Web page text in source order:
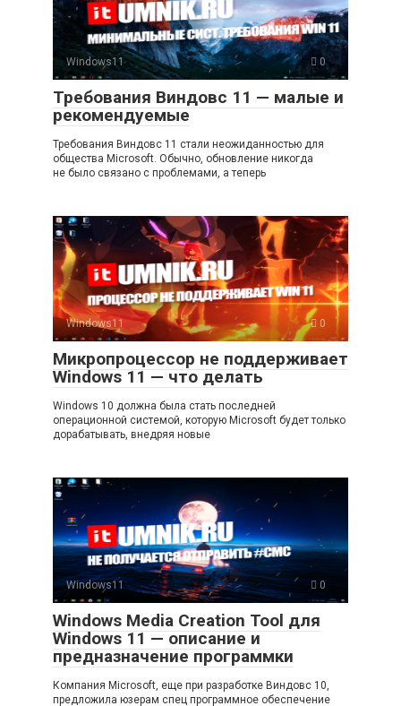
Windows11 0
Требования Виндовс 11 — малые и
рекомендуемые
Требования Виндовс 11 стали неожиданностью для
общества Microsoft. Обычно, обновление никогда
не было связано с проблемами, а теперь
Windows11 0
Микропроцессор не поддерживает
Windows 11 — что делать
Windows 10 должна была стать последней
операционной системой, которую Microsoft будет только
дорабатывать, внедряя новые
Windows11 0
Windows Media Creation Tool для
Windows 11 — описание и
предназначение программки
Компания Microsoft, еще при разработке Виндовс 10,
предложила юзерам спец программное обеспечение